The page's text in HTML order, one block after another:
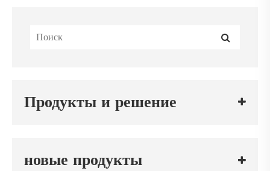
Продукты и решение
новые продукты